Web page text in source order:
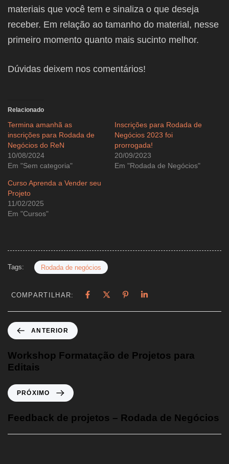
materiais que você tem e sinaliza o que deseja
receber. Em relação ao tamanho do material, nesse
primeiro momento quanto mais sucinto melhor.
Dúvidas deixem nos comentários!
Relacionado
Termina amanhã as
inscrições para Rodada de
Negócios do ReN
10/08/2024
Em "Sem categoria"
Inscrições para Rodada de
Negócios 2023 foi
prorrogada!
20/09/2023
Em "Rodada de Negócios"
Curso Aprenda a Vender seu
Projeto
11/02/2025
Em "Cursos"
Tags: Rodada de negócios
COMPARTILHAR:
ANTERIOR
Workshop Formatação de Projetos para
Editais
PRÓXIMO
Feedback de projetos – Rodada de Negócios